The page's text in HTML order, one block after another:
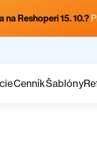
na Reshoperi 15. 10.?
CenníkŠablóny